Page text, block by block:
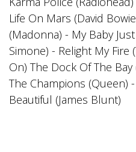
Life On Mars (David
(Madonna) - My Baby
Simone) - Relight My Fire
On) The Dock Of The
The Champions (Queen)
Beautiful (James Blunt)